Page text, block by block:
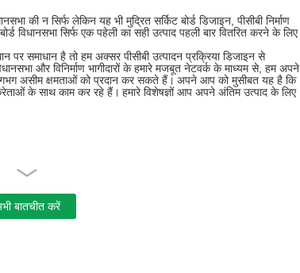
की न सिर्फ लेकिन यह भी मुद्रित सर्किट बोर्ड डिजाइन, पीसीबी निर्माण
विधानसभा सिर्फ एक पहेली का सही उत्पाद पहली बार वितरित करने के लिए
पर समाधान है तो हम अक्सर पीसीबी उत्पादन प्रक्रिया डिजाइन से
और विनिर्माण भागीदारों के हमारे मजबूत नेटवर्क के माध्यम से, हम अपने
असीम क्षमताओं को प्रदान कर सकते हैं। अपने आप को मुसीबत यह है कि
के साथ काम कर रहे हैं। हमारे विशेषज्ञों आप अपने अंतिम उत्पाद के लिए